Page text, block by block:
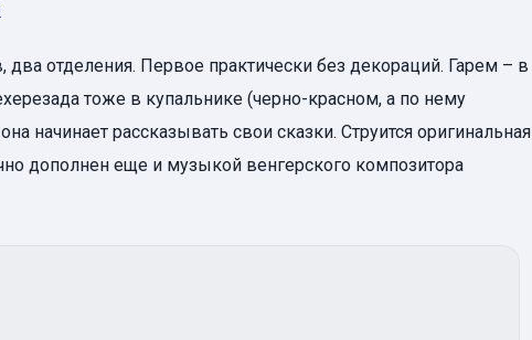
два отделения. Первое практически без декораций. Гарем – в
тоже в купальнике (черно-красном, а по нему
начинает рассказывать свои сказки. Струится оригинальная
дополнен еще и музыкой венгерского композитора